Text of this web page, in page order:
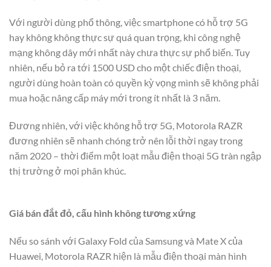
Với người dùng phổ thông, việc smartphone có hỗ trợ 5G
hay không không thực sự quá quan trọng, khi công nghệ
mạng không dây mới nhất này chưa thực sự phổ biến. Tuy
nhiên, nếu bỏ ra tới 1500 USD cho một chiếc điện thoại,
người dùng hoàn toàn có quyền kỳ vọng mình sẽ không phải
mua hoặc nâng cấp máy mới trong ít nhất là 3 năm.
Đương nhiên, với việc không hỗ trợ 5G, Motorola RAZR
đương nhiên sẽ nhanh chóng trở nên lỗi thời ngay trong
năm 2020 – thời điểm một loạt mẫu điện thoại 5G tràn ngập
thị trường ở mọi phân khúc.
Giá bán đắt đỏ, cấu hình không tương xứng
Nếu so sánh với Galaxy Fold của Samsung và Mate X của
Huawei, Motorola RAZR hiện là mẫu điện thoại màn hình